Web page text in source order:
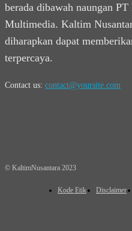
berada dibawah naungan
Multimedia. Kaltim
diharapkan dapat
terpercaya.
Contact us: contact@yoursite.com
© KaltimNusantara 2023
Kode Etik Disclaimer